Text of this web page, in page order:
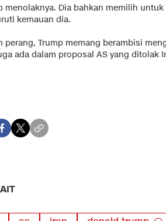
menolaknya. Dia bahkan memilih
kemauan dia.
perang, Trump memang berambisi
ada dalam proposal AS yang ditolak